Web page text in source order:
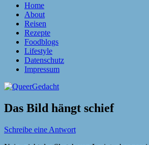
Home
About
Reisen
Rezepte
Foodblogs
Lifestyle
Datenschutz
Impressum
Das Bild hängt schief
Schreibe eine Antwort